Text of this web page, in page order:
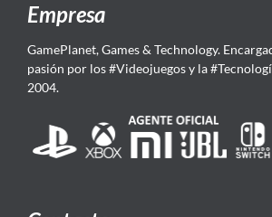
Empresa
GamePlanet, Games & Technology.
pasión por los #Videojuegos y la
2004.